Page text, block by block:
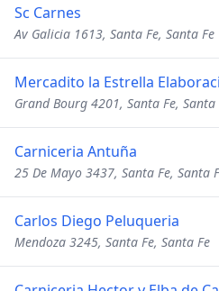
Sc Carnes
Av Galicia 1613, Santa Fe, Santa Fe
Mercadito la Estrella
Grand Bourg 4201, Santa Fe, Santa
Carniceria Antuña
25 De Mayo 3437, Santa Fe, Santa
Carlos Diego Peluqueria
Mendoza 3245, Santa Fe, Santa Fe